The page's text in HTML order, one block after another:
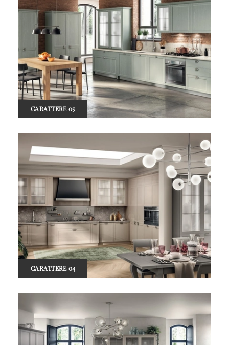
CARATTERE 05
CARATTERE 04